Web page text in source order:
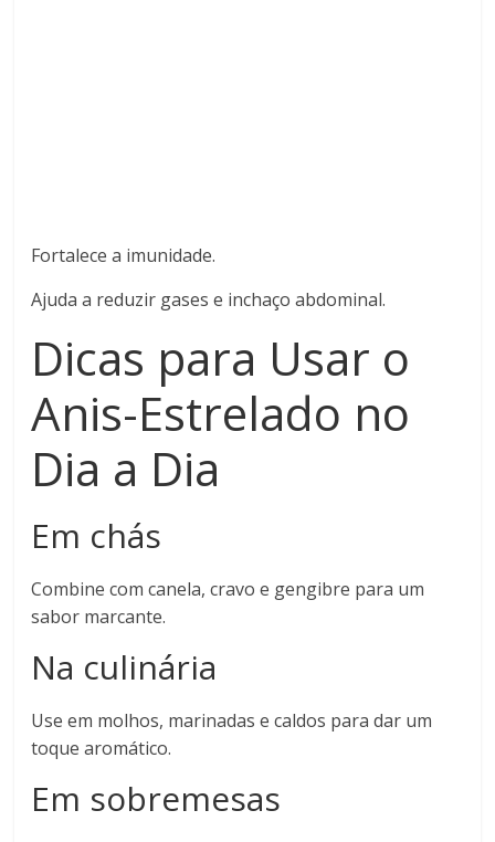
Fortalece a imunidade.
Ajuda a reduzir gases e inchaço abdominal.
Dicas para Usar o
Anis-Estrelado no
Dia a Dia
Em chás
Combine com canela, cravo e gengibre para um
sabor marcante.
Na culinária
Use em molhos, marinadas e caldos para dar um
toque aromático.
Em sobremesas